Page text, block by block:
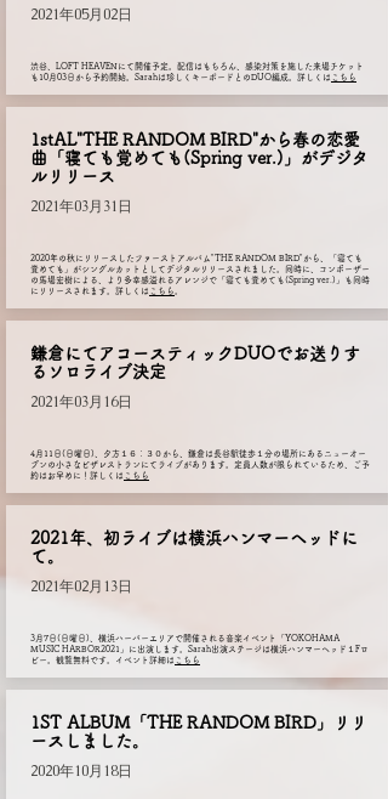
2021年05月02日
​渋谷、LOFT HEAVENにて開催予定。配信はもちろん、感染対策を施した来場チケット
も10月03日から予約開始。Sarahは珍しくキーボードとのDUO編成。詳しくは こちら
1stAL"THE RANDOM BIRD"から春の恋愛
曲「寝ても覚めても(Spring ver. )」がデジタ
ルリリース
2021年03月31日
​2020年の秋にリリースしたファーストアルバム"THE RANDOM BIRD"から、「寝ても
覚めても」がシングルカットとしてデジタルリリースされました。同時に、コンポーザー
の馬場宏樹による、より多幸感溢れるアレンジで「寝ても覚めても(Spring ver.)」も同時
にリリースされます。詳しくは こちら
​鎌倉にてアコースティックDUOでお送りす
るソロライブ決定
2021年03月16日
4月11日(日曜日)、夕方１６：３０から、鎌倉は長谷駅徒歩１分の場所にあるニューオー
プンの小さなピザレストランにてライブがあります。定員人数が限られているため、ご予
約はお早めに！詳しくは こちら
2021年、初ライブは横浜ハンマーヘッドに
て。
2021年02月13日
3月7日(日曜日)、横浜ハーバーエリアで開催される音楽イベント「YOKOHAMA
MUSIC HARBOR2021」に出演します。Sarah出演ステージは横浜ハンマーヘッド１Fロ
ビー。観覧無料です。イベント詳細は こちら
1ST ALBUM「THE RANDOM BIRD」リリ
ースしました。
2020年10月18日